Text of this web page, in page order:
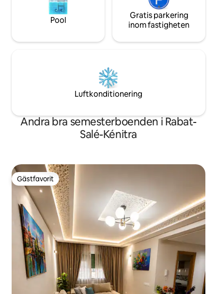
Pool
Gratis parkering
inom fastigheten
Luftkonditionering
Andra bra semesterboenden i Rabat-
Salé-Kénitra
Gästfavorit
Gästfavorit